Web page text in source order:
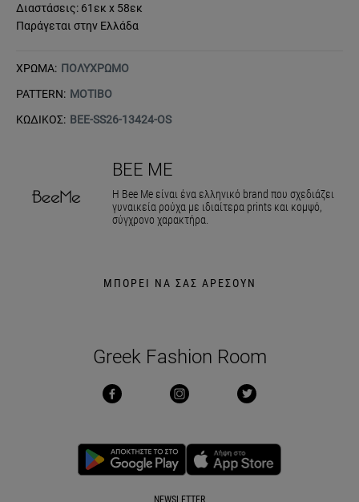
Διαστάσεις: 61εκ x 58εκ
Παράγεται στην Ελλάδα
ΧΡΩΜΑ: ΠΟΛΥΧΡΩΜΟ
PATTERN: ΜΟΤΙΒΟ
ΚΩΔΙΚΟΣ: BEE-SS26-13424-OS
BEE ME
Η Bee Me είναι ένα ελληνικό brand που σχεδιάζει
γυναικεία ρούχα με ιδιαίτερα prints και κομψό,
σύγχρονο χαρακτήρα.
ΜΠΟΡΕΙ ΝΑ ΣΑΣ ΑΡΕΣΟΥΝ
Greek Fashion Room
NEWSLETTER